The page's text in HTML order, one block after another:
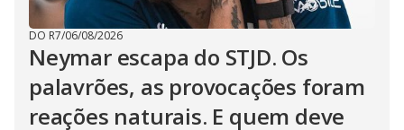
DO R7/06/08/2026
Neymar escapa do STJD. Os
palavrões, as provocações foram
reações naturais. E quem deve